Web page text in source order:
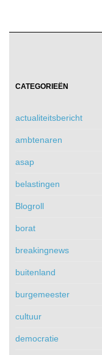
CATEGORIEËN
actualiteitsbericht
ambtenaren
asap
belastingen
Blogroll
borat
breakingnews
buitenland
burgemeester
cultuur
democratie